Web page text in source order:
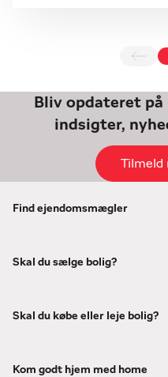
Bliv opdateret
indsigter,
Tilmeld
Find ejendomsmægler
Skal du sælge bolig?
Skal du købe eller leje bolig?
Kom godt hjem med home